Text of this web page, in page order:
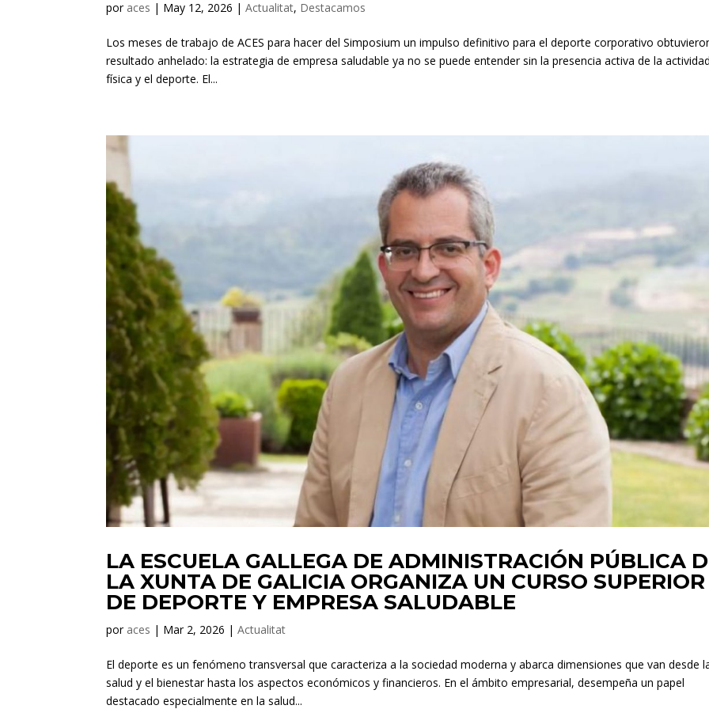
por aces | May 12, 2026 |Actualitat, Destacamos
Los meses de trabajo de ACES para hacer del Simposium un impulso definitivo para el deporte corporativo
resultado anhelado: la estrategia de empresa saludable ya no se puede entender sin la presencia activa de la
física y el deporte. El...
LA ESCUELA GALLEGA DE ADMINISTRACIÓN PÚBLICA
LA XUNTA DE GALICIA ORGANIZA UN CURSO SUPERIOR
DE DEPORTE Y EMPRESA SALUDABLE
por aces | Mar 2, 2026 |Actualitat
El deporte es un fenómeno transversal que caracteriza a la sociedad moderna y abarca dimensiones que van desde
salud y el bienestar hasta los aspectos económicos y financieros. En el ámbito empresarial, desempeña un papel
destacado especialmente en la salud...